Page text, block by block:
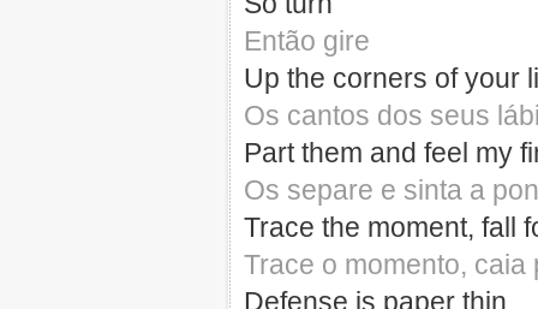
Então gire
Up the corners of your
Os cantos dos seus
Part them and feel my
Os separe e sinta a
Trace the moment, fall
Trace o momento, caia
Defense is paper thin